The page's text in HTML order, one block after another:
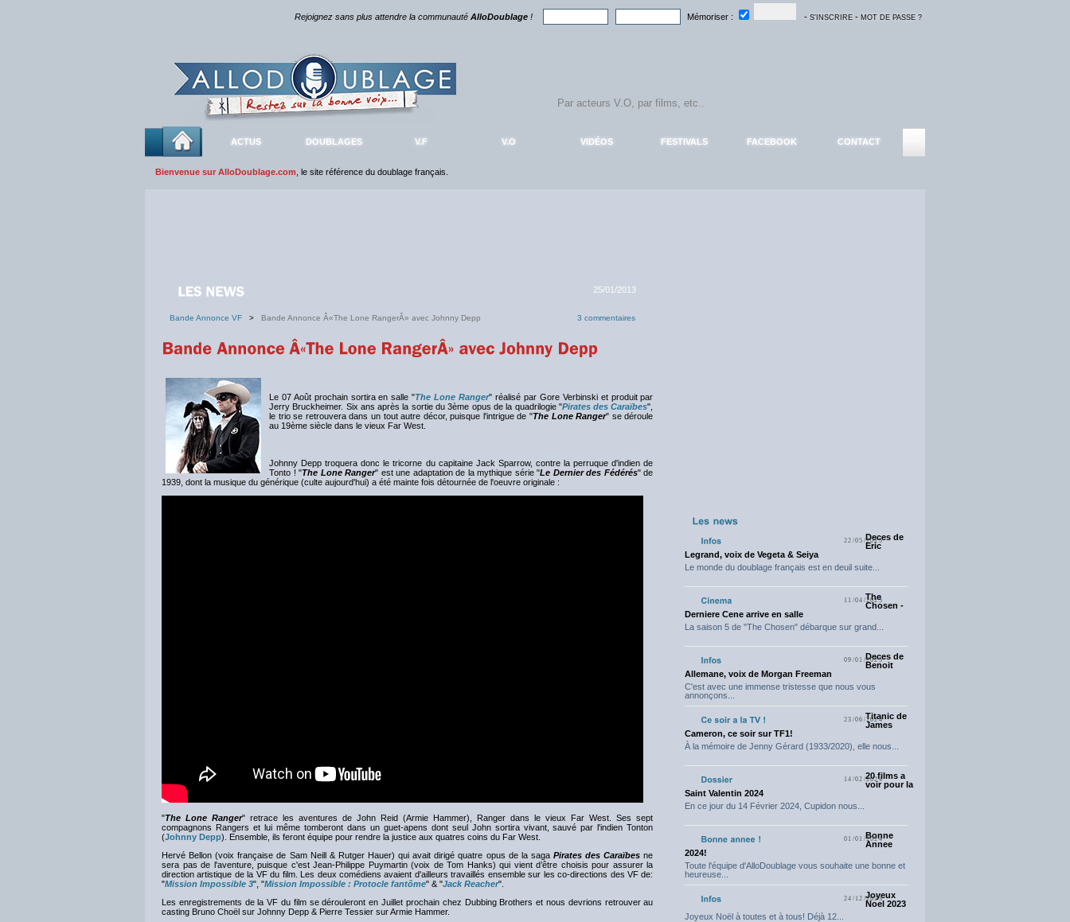
Rejoignez sans plus attendre la communauté AlloDoublage! Mémoriser : - S'INSCRIRE- MOT DE PASSE ?
ACTUS DOUBLAGES V.F V.O VIDÉOS FESTIVALS FACEBOOK CONTACT
Bienvenue sur AlloDoublage.com , le site référence du doublage français.
25/01/2013
Bande Annonce VF > Bande Annonce Â«The Lone RangerÂ» avec Johnny Depp 3 commentaires
Le 07 Août prochain sortira en salle "The Lone Ranger" réalisé par Gore Verbinski et produit par
Jerry Bruckheimer. Six ans après la sortie du 3ème opus de la quadrilogie "Pirates des Caraïbes",
le trio se retrouvera dans un tout autre décor, puisque l'intrigue de "The Lone Ranger" se déroule
au 19ème siècle dans le vieux Far West.
Johnny Depp troquera donc le tricorne du capitaine Jack Sparrow, contre la perruque d'indien de
Tonto ! "The Lone Ranger" est une adaptation de la mythique série "Le Dernier des Fédérés" de
1939, dont la musique du générique (culte aujourd'hui) a été mainte fois détournée de l'oeuvre originale :
"The Lone Ranger" retrace les aventures de John Reid (Armie Hammer), Ranger dans le vieux Far West. Ses sept
compagnons Rangers et lui même tomberont dans un guet-apens dont seul John sortira vivant, sauvé par l'indien Tonton
(Johnny Depp). Ensemble, ils feront équipe pour rendre la justice aux quatres coins du Far West.
Hervé Bellon (voix française de Sam Neill & Rutger Hauer) qui avait dirigé quatre opus de la sagaPirates des Caraïbes ne
sera pas de l'aventure, puisque c'est Jean-Philippe Puymartin (voix de Tom Hanks) qui vient d’être choisis pour assurer la
direction artistique de la VF du film. Les deux comédiens avaient d'ailleurs travaillés ensemble sur les co-directions des VF de:
"Mission Impossible 3", "Mission Impossible : Protocle fantôme" & "Jack Reacher".
Les enregistrements de la VF du film se dérouleront en Juillet prochain chez Dubbing Brothers et nous devrions retrouver au
casting Bruno Choël sur Johnny Depp & Pierre Tessier sur Armie Hammer.
22/05/2025Deces de
Eric
Legrand, voix de Vegeta & Seiya
Le monde du doublage français est en deuil suite...
11/04/2025
The
Chosen -
Derniere Cene arrive en salle
La saison 5 de "The Chosen" débarque sur grand...
09/01/2025Deces de
Benoit
Allemane, voix de Morgan Freeman
C'est avec une immense tristesse que nous vous
annonçons...
23/06/2024Titanic de
James
Cameron, ce soir sur TF1!
À la mémoire de Jenny Gérard (1933/2020), elle nous...
14/02/202420 films a
voir pour la
Saint Valentin 2024
En ce jour du 14 Février 2024, Cupidon nous...
01/01/2024
Bonne
Annee
2024!
Toute l'équipe d'AlloDoublage vous souhaite une bonne et
heureuse...
24/12/2023
Joyeux
Noel 2023
Joyeux Noël à toutes et à tous! Déjà 12...